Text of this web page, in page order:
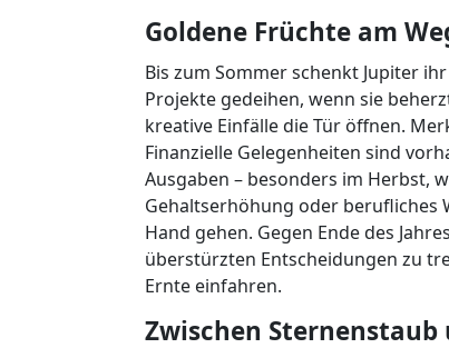
Goldene Früchte am
Bis zum Sommer schenkt Jupiter
Projekte gedeihen, wenn sie
kreative Einfälle die Tür öffnen.
Finanzielle Gelegenheiten sind
Ausgaben – besonders im Herbst,
Gehaltserhöhung oder berufliches
Hand gehen. Gegen Ende des
überstürzten Entscheidungen zu
Ernte einfahren.
Zwischen Sternenstaub